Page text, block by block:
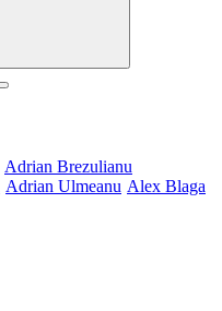
Adrian Brezulianu
Adrian Ulmeanu Alex Blaga